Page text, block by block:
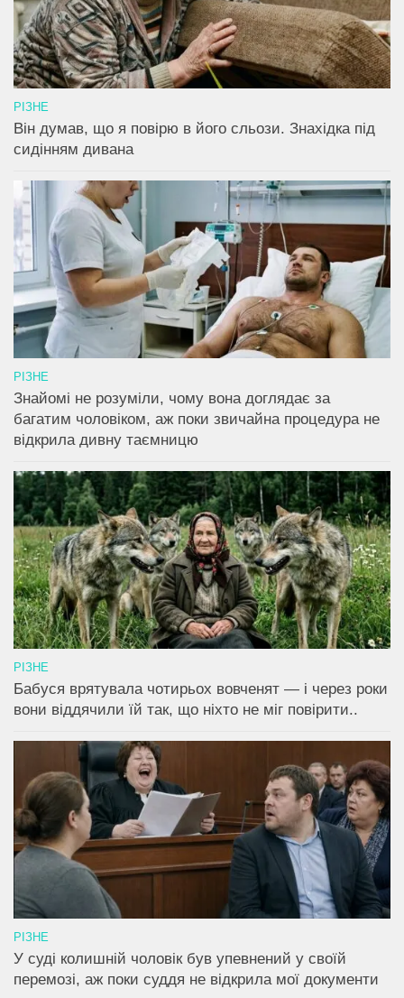
РІЗНЕ
Він думав, що я повірю в його сльози. Знахідка під
сидінням дивана
РІЗНЕ
Знайомі не розуміли, чому вона доглядає за
багатим чоловіком, аж поки звичайна процедура не
відкрила дивну таємницю
РІЗНЕ
Бабуся врятувала чотирьох вовченят — і через роки
вони віддячили їй так, що ніхто не міг повірити..
РІЗНЕ
У суді колишній чоловік був упевнений у своїй
перемозі, аж поки суддя не відкрила мої документи